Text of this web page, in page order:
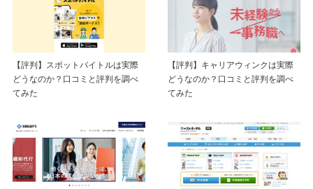
【評判】スポットバイトルは実際
どうなのか？口コミと評判を調べ
てみた
【評判】キャリアウィンクは実際
どうなのか？口コミと評判を調べ
てみた